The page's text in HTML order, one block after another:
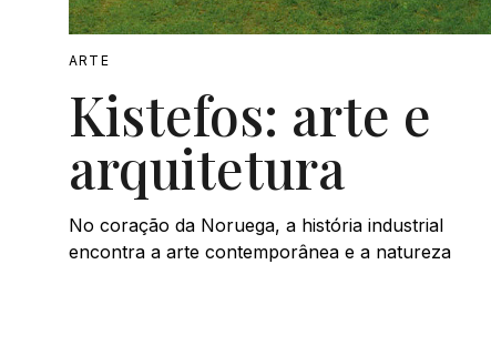
ARTE
Kistefos: arte e
arquitetura
No coração da Noruega, a história industrial
encontra a arte contemporânea e a natureza